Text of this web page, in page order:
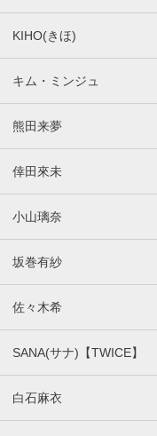
KIHO(きほ)
キム・ミンジュ
熊田来夢
倖田來未
小山璃奈
坂巻有紗
佐々木希
SANA(サナ)【TWICE】
白石麻衣